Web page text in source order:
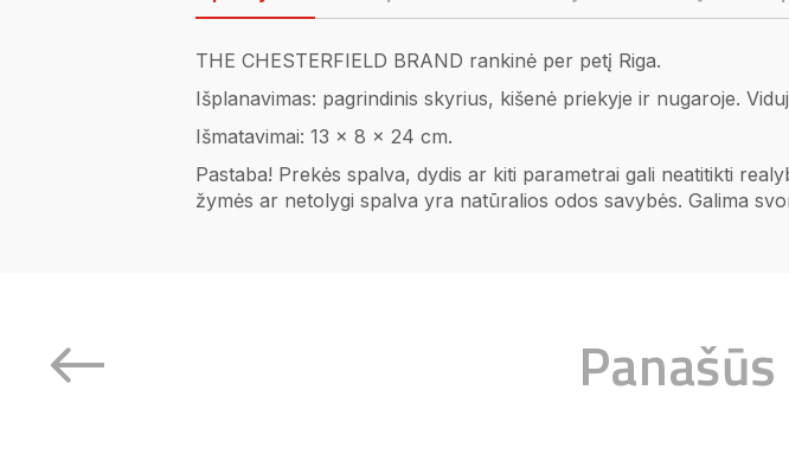
THE CHESTERFIELD BRAND rankinė per petį Riga.
Išplanavimas: pagrindinis skyrius, kišenė priekyje ir nugaroje.
Išmatavimai: 13 x 8 x 24 cm.
Pastaba! Prekės spalva, dydis ar kiti parametrai gali neatitikti
žymės ar netolygi spalva yra natūralios odos savybės. Galima